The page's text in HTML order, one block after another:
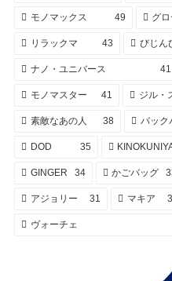
モノマックス 49 グロ
リラックマ 43 びじん
ナノ・ユニバース 41
モノマスター 41 ジル・
素敵なあの人 38 バック
DOD 35
GINGER 34 かごバッグ
アジョリー 31 マキア
ヴォーチェ